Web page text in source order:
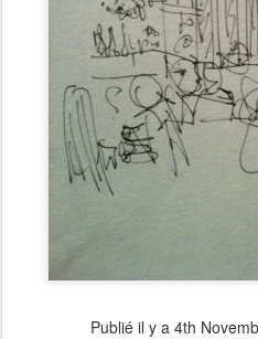
Publié il y a 4th